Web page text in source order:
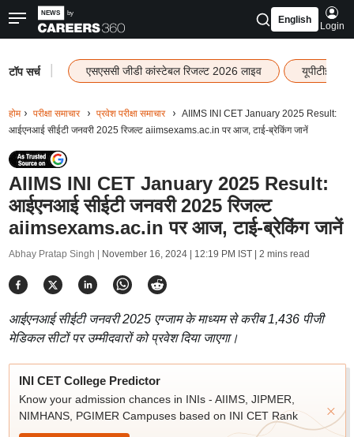
English
Login
टॉप सर्च एसएससी जीडी कांस्टेबल रिजल्ट 2026 लाइव यूपीटीईटी
होम परीक्षा समाचार प्रवेश परीक्षा समाचार
AIIMS INI CET January 2025 Result:
आईएनआई सीईटी जनवरी 2025 रिजल्ट aiimsexams.ac.in पर आज, टाई-ब्रेकिंग जानें
AIIMS INI CET January 2025 Result:
आईएनआई सीईटी जनवरी 2025 रिजल्ट
aiimsexams.ac.in पर आज, टाई-ब्रेकिंग जानें
Abhay Pratap Singh | November 16, 2024 | 12:19 PM IST| 2 mins read
आईएनआई सीईटी जनवरी 2025 एग्जाम के माध्यम से करीब 1,436 पीजी
मेडिकल सीटों पर उम्मीदवारों को प्रवेश दिया जाएगा।
INI CET College Predictor
Know your admission chances in INIs - AIIMS, JIPMER,
NIMHANS, PGIMER Campuses based on INI CET Rank